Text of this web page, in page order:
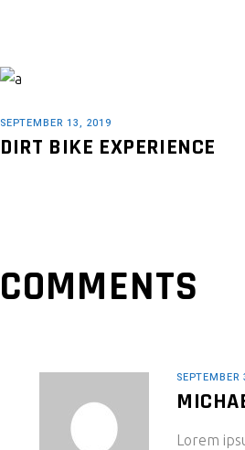
SEPTEMBER 13, 2019
DIRT BIKE EXPERIENCE
COMMENTS
Lorem